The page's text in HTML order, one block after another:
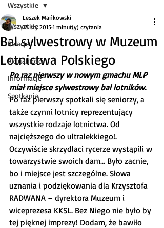
Wszystkie
Relacje
Aktualności
Informacje
Spotkania
Wszystkie
Bal sylwestrowy w Muzeum
Lotnictwa Polskiego
Leszek Mańkowski
25 sty 2015 1 minut(y) czytania
Po raz pierwszy w nowym gmachu MLP
miał miejsce sylwestrowy bal lotników.
Po raz pierwszy spotkali się seniorzy, a
także czynni lotnicy reprezentujący
wszystkie rodzaje lotnictwa. Od
najcięższego do ultralekkiego!.
Oczywiście skrzydlaci rycerze wystąpili w
towarzystwie swoich dam… Było zacnie,
bo i miejsce jest szczególne. Słowa
uznania i podziękowania dla Krzysztofa
RADWANA – dyrektora Muzeum i
wiceprezesa KKSL. Bez Niego nie było by
tej pięknej imprezy! Dodam, że bawiło